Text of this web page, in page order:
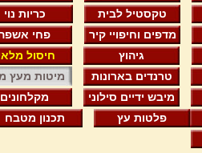
טקסטיל לבית כריות נוי
מדפים וחיפויי קיר פחי
גיהוץ חיסול
טרנדים בארונות מיטות מעץ
מיבש ידיים סילוני מקלחונים
פלטות עץ תכנון מטבח